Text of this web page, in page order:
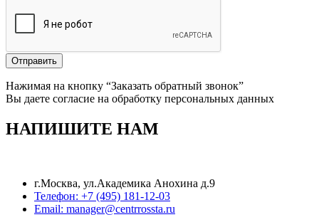
Отправить
Нажимая на кнопку “Заказать обратный звонок”
Вы даете согласие на обработку персональных данных
НАПИШИТЕ НАМ
г.Москва, ул.Академика Анохина д.9
Телефон: +7 (495) 181-12-03
Email: manager@centrrossta.ru